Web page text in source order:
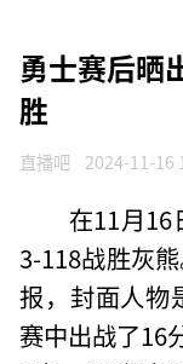
勇士赛后晒
胜
直播吧 2024-11-16
在11月
3-118战胜灰
报，封面人物
赛中出战了16